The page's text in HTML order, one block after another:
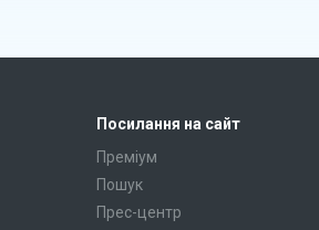
Посилання на сайт
Преміум
Пошук
Прес-центр